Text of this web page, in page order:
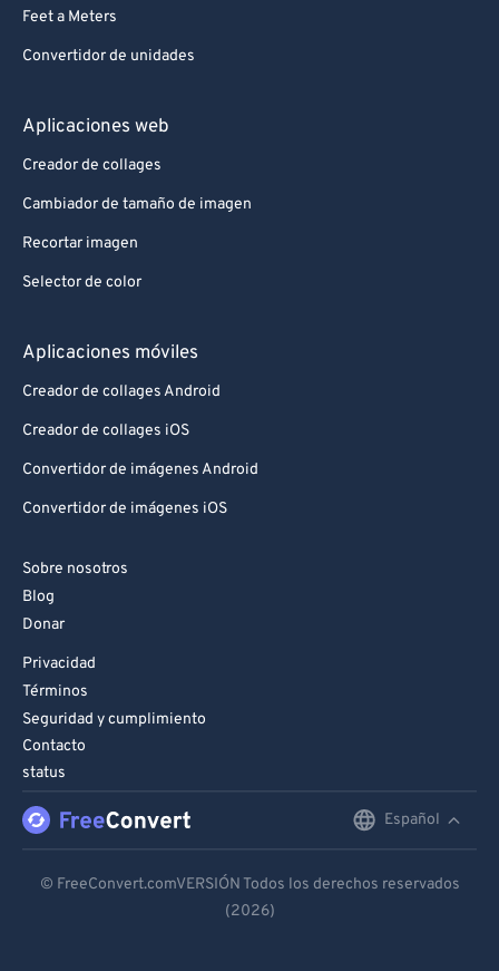
Feet a Meters
Convertidor de unidades
Aplicaciones web
Creador de collages
Cambiador de tamaño de imagen
Recortar imagen
Selector de color
Aplicaciones móviles
Creador de collages Android
Creador de collages iOS
Convertidor de imágenes Android
Convertidor de imágenes iOS
Sobre nosotros
Blog
Donar
Privacidad
Términos
Seguridad y cumplimiento
Contacto
status
Español
Español
© FreeConvert.comVERSIÓN Todos los derechos reservados
(2026)